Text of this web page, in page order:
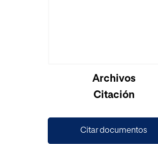
Archivos
Citación
Citar documentos